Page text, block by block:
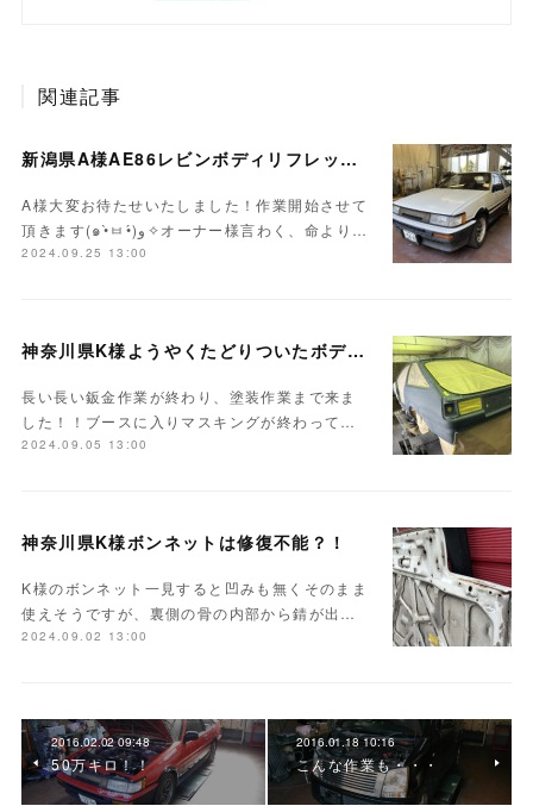
関連記事
新潟県A様AE86レビンボディリフレッシュ作業開始！！
A様大変お待たせいたしました！作業開始させて
頂きます(๑•̀ㅂ•́)و✧オーナー様言わく、命より…
2024.09.25 13:00
神奈川県K様ようやくたどりついたボディ塗装
長い長い鈑金作業が終わり、塗装作業まで来ま
した！！ブースに入りマスキングが終わって…
2024.09.05 13:00
神奈川県K様ボンネットは修復不能？！
K様のボンネット一見すると凹みも無くそのまま
使えそうですが、裏側の骨の内部から錆が出…
2024.09.02 13:00
2016.02.02 09:48
50万キロ！！
2016.01.18 10:16
こんな作業も・・・